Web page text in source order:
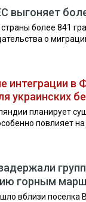
выгоняет
более 841
о
интеграции в
украинских
планирует
повлияет
горным
вблизи поселка